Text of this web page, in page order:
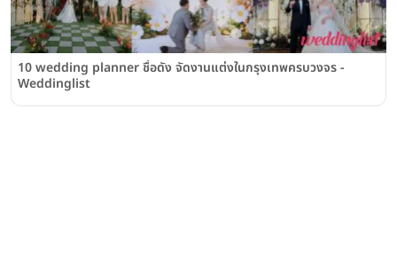
10 wedding planner ชื่อดัง จัดงานแต่งในกรุงเทพครบวงจร -
Weddinglist